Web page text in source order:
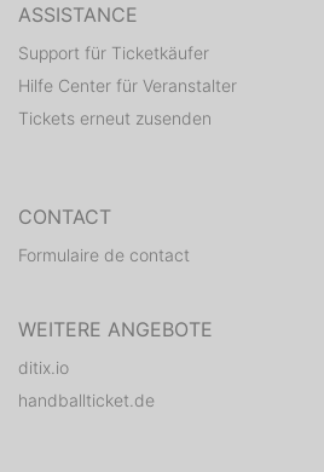
ASSISTANCE
Support für Ticketkäufer
Hilfe Center für Veranstalter
Tickets erneut zusenden
CONTACT
Formulaire de contact
WEITERE ANGEBOTE
ditix.io
handballticket.de